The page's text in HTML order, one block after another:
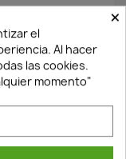
Unidades!
UNIDADES |
×
el
Al hacer
las cookies.
momento"